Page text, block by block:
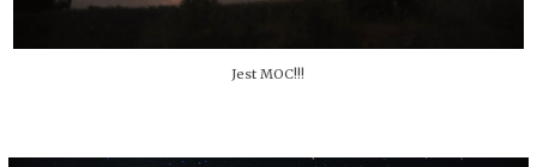
Jest MOC!!!